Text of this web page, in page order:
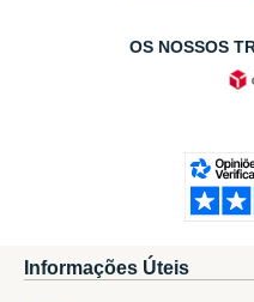
OS NOSSOS
Informações Úteis